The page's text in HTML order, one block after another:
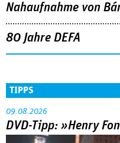
Nahaufnahme von
80 Jahre DEFA
TIPPS
09.08.2026
DVD-Tipp: »Henry